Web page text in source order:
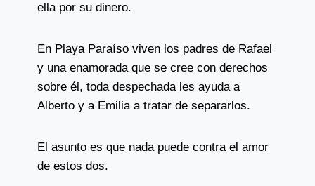
ella por su dinero.
En Playa Paraíso viven los padres de Rafael
y una enamorada que se cree con derechos
sobre él, toda despechada les ayuda a
Alberto y a Emilia a tratar de separarlos.
El asunto es que nada puede contra el amor
de estos dos.